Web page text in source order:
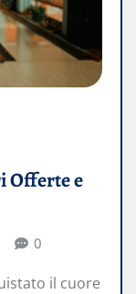
Offerte e
0
il cuore